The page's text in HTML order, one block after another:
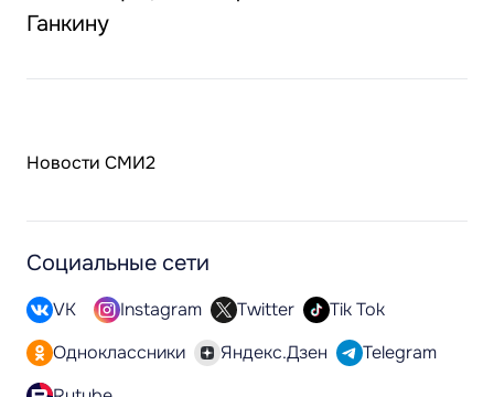
Ганкину
Новости СМИ2
Социальные сети
VK Instagram Twitter
Tik Tok
Одноклассники
Яндекс.Дзен
Telegram